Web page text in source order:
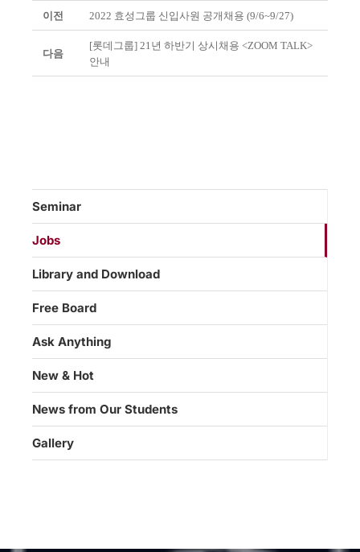
이전 2022 효성그룹 신입사원 공개채용 (9/6~9/27)
다음
[롯데그룹] 21년 하반기 상시채용 <ZOOM TALK>
안내
Seminar
Jobs
Library and Download
Free Board
Ask Anything
New & Hot
News from Our Students
Gallery